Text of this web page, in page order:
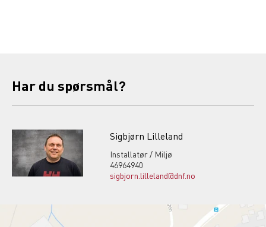
Har du spørsmål?
Sigbjørn Lilleland
Installatør / Miljø
46964940
sigbjorn.lilleland@dnf.no